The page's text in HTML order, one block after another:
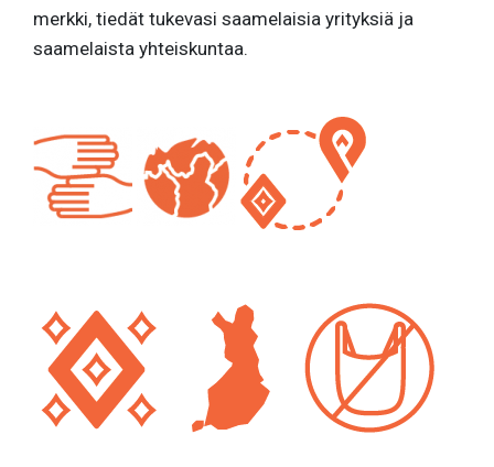
merkki, tiedät tukevasi saamelaisia yrityksiä ja
saamelaista yhteiskuntaa.